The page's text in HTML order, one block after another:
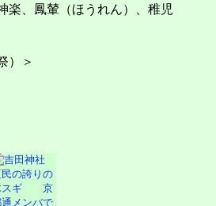
、鳳輦（ほうれん）、稚児
）＞